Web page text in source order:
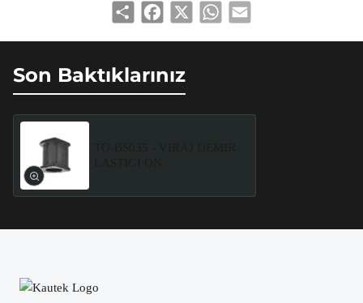
Share Facebook WhatsApp
Son Baktıklarınız